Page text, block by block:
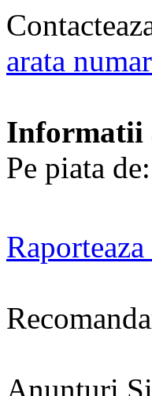
arata
Informatii
Pe piata